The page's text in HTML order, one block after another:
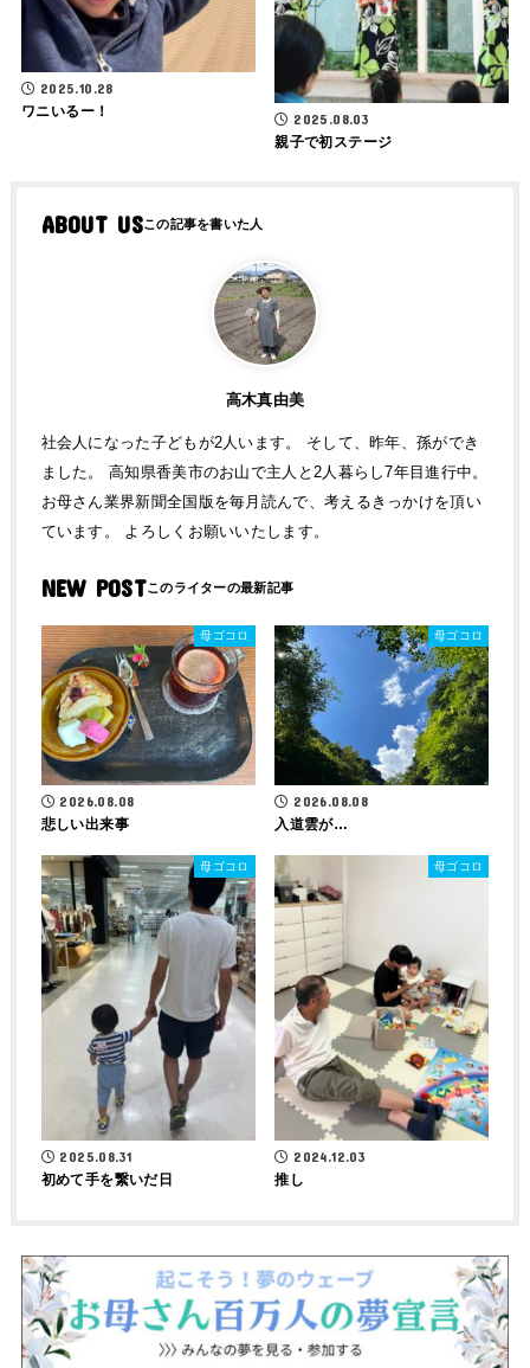
2025.10.28
ワニいるー！ 2025.08.03
親子で初ステージ
ABOUT US
高木真由美
社会人になった子どもが2人います。 そして、昨年、孫ができ
ました。 高知県香美市のお山で主人と2人暮らし7年目進行中。
お母さん業界新聞全国版を毎月読んで、考えるきっかけを頂い
ています。 よろしくお願いいたします。
NEW POST
母ゴコロ
2026.08.08
悲しい出来事
母ゴコロ
2026.08.08
入道雲が…
母ゴコロ
2025.08.31
初めて手を繋いだ日
母ゴコロ
2024.12.03
推し